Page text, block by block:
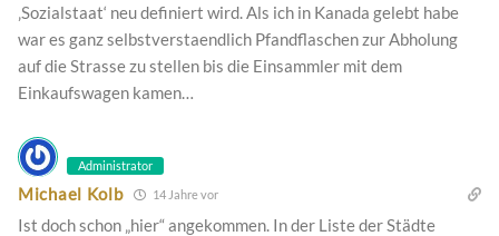
‚Sozialstaat‘ neu definiert wird. Als ich in Kanada gelebt habe
war es ganz selbstverstaendlich Pfandflaschen zur Abholung
auf die Strasse zu stellen bis die Einsammler mit dem
Einkaufswagen kamen…
Administrator
Michael Kolb 14 Jahre vor
Ist doch schon „hier“ angekommen. In der Liste der Städte